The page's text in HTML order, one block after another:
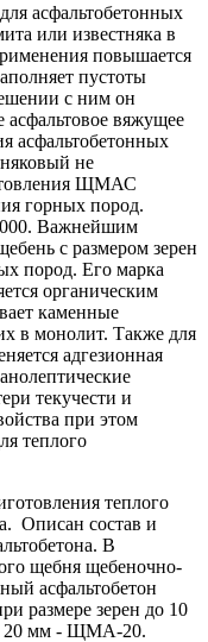
асфальтобетонных
или известняка в
повышается
пустоты
с ним он
вяжущее
асфальтобетонных
не
ЩМАС
горных пород.
Важнейшим
с размером зерен
пород. Его марка
органическим
каменные
в монолит. Также для
адгезионная
текучести и
при этом
теплого
теплого
Описан состав и
В
щебня щебеночно-
асфальтобетон
размере зерен до 10
мм - ЩМА-20.